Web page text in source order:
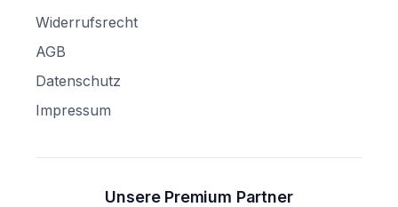
Widerrufsrecht
AGB
Datenschutz
Impressum
Unsere Premium Partner